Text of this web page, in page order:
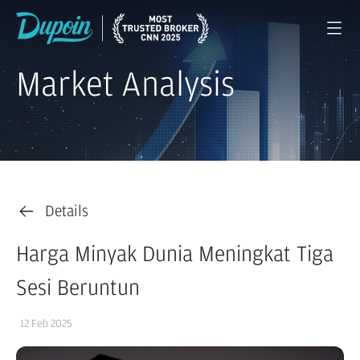
Market Analysis
Details
Harga Minyak Dunia Meningkat Tiga
Sesi Beruntun
12 Feb 2025